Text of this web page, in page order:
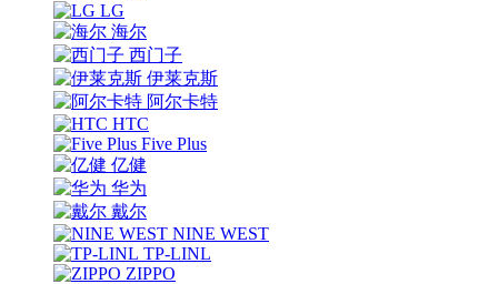
LG
海尔
西门子
伊莱克斯
阿尔卡特
HTC
Five Plus
亿健
华为
戴尔
NINE WEST
TP-LINL
ZIPPO